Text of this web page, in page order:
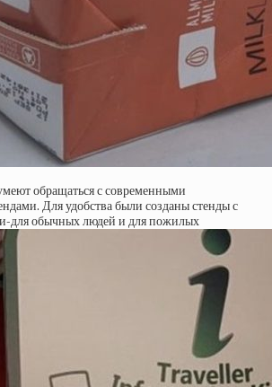
обращаться с современными
Для удобства были созданы стенды с
для обычных людей и для пожилых